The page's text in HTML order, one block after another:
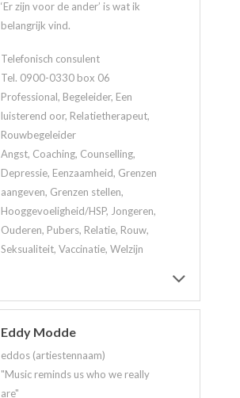
‘Er zijn voor de ander’ is wat ik
belangrijk vind.
Telefonisch consulent
Tel. 0900-0330 box 06
Professional, Begeleider, Een
luisterend oor, Relatietherapeut,
Rouwbegeleider
Angst, Coaching, Counselling,
Depressie, Eenzaamheid, Grenzen
aangeven, Grenzen stellen,
Hooggevoeligheid/HSP, Jongeren,
Ouderen, Pubers, Relatie, Rouw,
Seksualiteit, Vaccinatie, Welzijn
Eddy Modde
eddos (artiestennaam)
"Music reminds us who we really
are"